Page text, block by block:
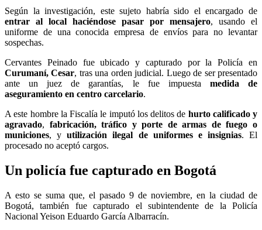
Según la investigación, este sujeto habría sido el encargado de
entrar al local haciéndose pasar por mensajero, usando el
uniforme de una conocida empresa de envíos para no levantar
sospechas.
Cervantes Peinado fue ubicado y capturado por la Policía en
Curumaní, Cesar, tras una orden judicial. Luego de ser presentado
ante un juez de garantías, le fue impuesta medida de
aseguramiento en centro carcelario.
A este hombre la Fiscalía le imputó los delitos de hurto calificado y
agravado, fabricación, tráfico y porte de armas de fuego o
municiones, yutilización ilegal de uniformes e insignias. El
procesado no aceptó cargos.
Un policía fue capturado en Bogotá
A esto se suma que, el pasado 9 de noviembre, en la ciudad de
Bogotá, también fue capturado el subintendente de la Policía
Nacional Yeison Eduardo García Albarracín.